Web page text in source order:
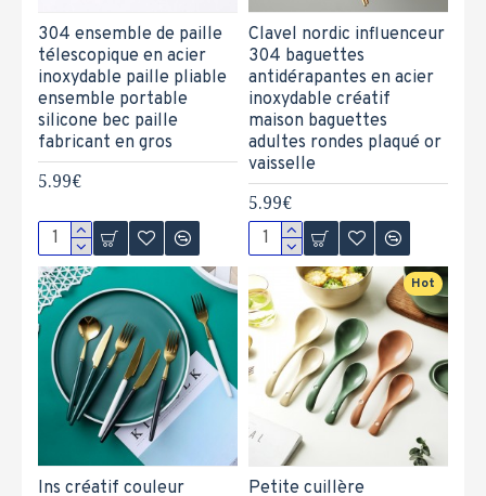
304 ensemble de paille
télescopique en acier
inoxydable paille pliable
ensemble portable
silicone bec paille
fabricant en gros
5.99€
Clavel nordic influenceur
304 baguettes
antidérapantes en acier
inoxydable créatif
maison baguettes
adultes rondes plaqué or
vaisselle
5.99€
Ins créatif couleur
Hot
Petite cuillère